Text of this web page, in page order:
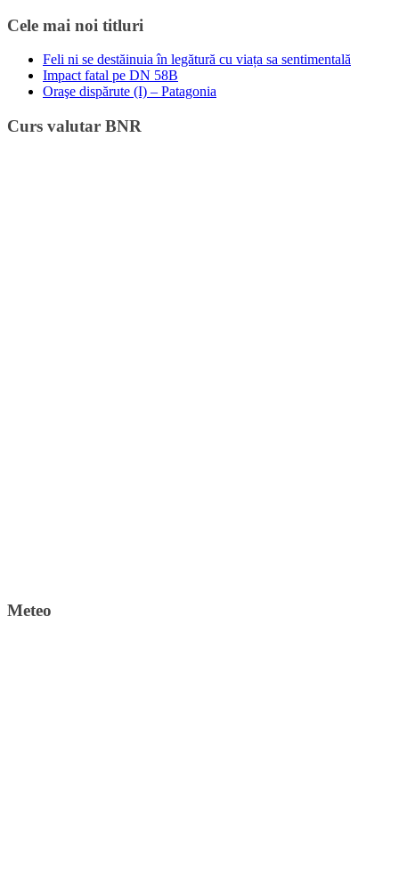
Cele mai noi titluri
Feli ni se destăinuia în legătură cu viața sa sentimentală
Impact fatal pe DN 58B
Oraşe dispărute (I) – Patagonia
Curs valutar BNR
Meteo